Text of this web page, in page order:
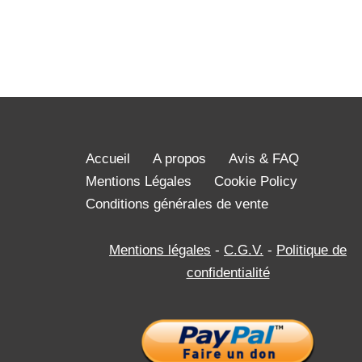
Accueil A propos
Avis & FAQ
Mentions Légales
Cookie Policy
Conditions générales de vente
Mentions légales - C.G.V. - Politique de
confidentialité